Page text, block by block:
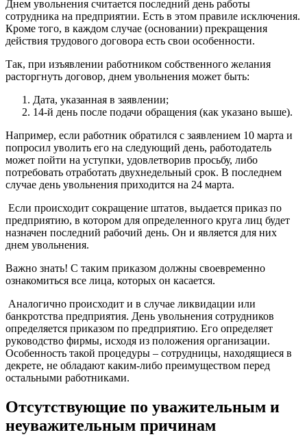
Днем увольнения считается последний день работы
сотрудника на предприятии. Есть в этом правиле исключения.
Кроме того, в каждом случае (основании) прекращения
действия трудового договора есть свои особенности.
Так, при изъявлении работником собственного желания
расторгнуть договор, днем увольнения может быть:
Дата, указанная в заявлении;
14-й день после подачи обращения (как указано выше).
Например, если работник обратился с заявлением 10 марта и
попросил уволить его на следующий день, работодатель
может пойти на уступки, удовлетворив просьбу, либо
потребовать отработать двухнедельный срок. В последнем
случае день увольнения приходится на 24 марта.
Если происходит сокращение штатов, выдается приказ по
предприятию, в котором для определенного круга лиц будет
назначен последний рабочий день. Он и является для них
днем увольнения.
Важно знать! С таким приказом должны своевременно
ознакомиться все лица, которых он касается.
Аналогично происходит и в случае ликвидации или
банкротства предприятия. День увольнения сотрудников
определяется приказом по предприятию. Его определяет
руководство фирмы, исходя из положения организации.
Особенность такой процедуры – сотрудницы, находящиеся в
декрете, не обладают каким-либо преимуществом перед
остальными работниками.
Отсутствующие по уважительным и
неуважительным причинам